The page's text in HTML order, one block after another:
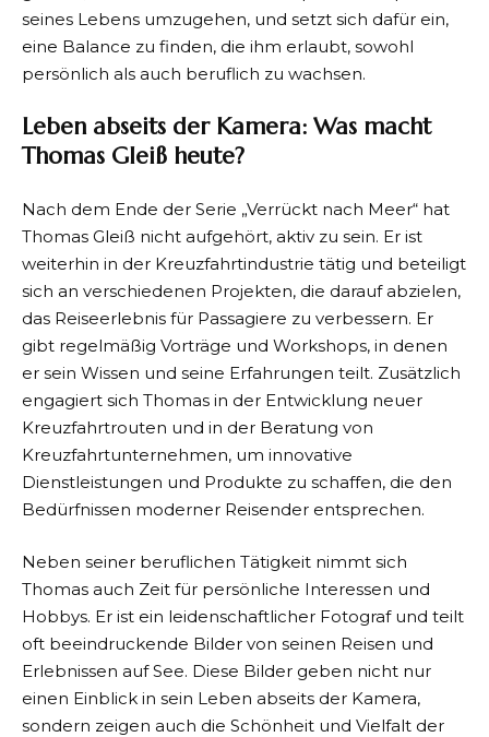
seines Lebens umzugehen, und setzt sich dafür ein,
eine Balance zu finden, die ihm erlaubt, sowohl
persönlich als auch beruflich zu wachsen.
Leben abseits der Kamera: Was macht
Thomas Gleiß heute?
Nach dem Ende der Serie „Verrückt nach Meer“ hat
Thomas Gleiß nicht aufgehört, aktiv zu sein. Er ist
weiterhin in der Kreuzfahrtindustrie tätig und beteiligt
sich an verschiedenen Projekten, die darauf abzielen,
das Reiseerlebnis für Passagiere zu verbessern. Er
gibt regelmäßig Vorträge und Workshops, in denen
er sein Wissen und seine Erfahrungen teilt. Zusätzlich
engagiert sich Thomas in der Entwicklung neuer
Kreuzfahrtrouten und in der Beratung von
Kreuzfahrtunternehmen, um innovative
Dienstleistungen und Produkte zu schaffen, die den
Bedürfnissen moderner Reisender entsprechen.
Neben seiner beruflichen Tätigkeit nimmt sich
Thomas auch Zeit für persönliche Interessen und
Hobbys. Er ist ein leidenschaftlicher Fotograf und teilt
oft beeindruckende Bilder von seinen Reisen und
Erlebnissen auf See. Diese Bilder geben nicht nur
einen Einblick in sein Leben abseits der Kamera,
sondern zeigen auch die Schönheit und Vielfalt der